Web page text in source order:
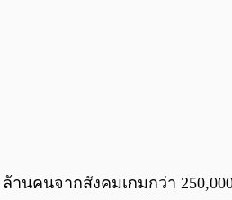
นคนจากสังคมเกมกว่า